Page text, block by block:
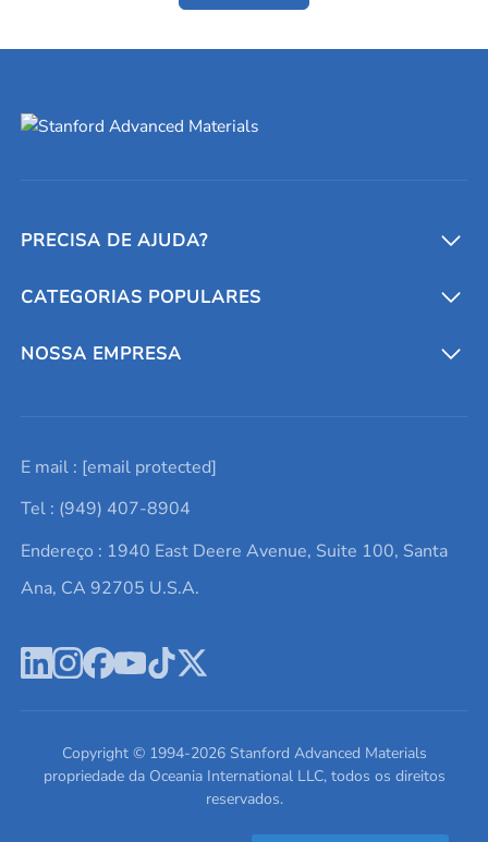
PRECISA DE AJUDA?
Conversores e calculadoras
Entre em contato conosco
Lista de consultas
Termos e Condições
Política de Privacidade
CATEGORIAS POPULARES
Metais refratários
Elementos de terras raras
Alvos de pulverização catódica
Ácido hialurônico
NOSSA EMPRESA
Promoções atuais
Notícias e blogs
Estudos de caso
Escreva para nós
E mail : [email protected]
Tel : (949) 407-8904
Endereço : 1940 East Deere Avenue, Suite 100, Santa
Ana, CA 92705 U.S.A.
Copyright © 1994-2026Stanford Advanced Materials
propriedade da Oceania International LLC, todos os direitos
reservados.